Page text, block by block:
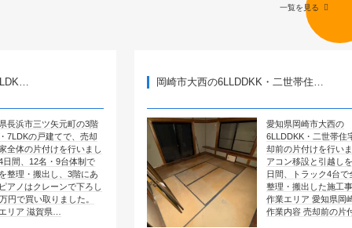
一覧を見る
元町の3階
で、売却
を行いまし
台体制で
、3階にあ
ンで下ろし
ました。
岡崎市大西の6LLDDKK・二世帯住…
愛知県岡崎市大西の
6LLDDKK・二世帯住宅で、売
却前の片付けを行いました。エ
アコン移設と引越しを含めて4
日間、トラック4台で全部屋を
整理・搬出した施工事例です。
作業エリア 愛知県岡崎市大西
作業内容 売却前の片付け …